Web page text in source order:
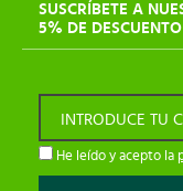
SUSCRÍBETE A
5% DE
INTRODUCE TU
He leído y acepto la